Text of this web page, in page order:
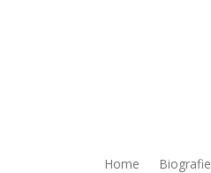
Home Biografie